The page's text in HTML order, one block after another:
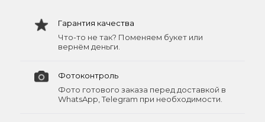
Гарантия качества
Что-то не так? Поменяем букет или
вернём деньги.
Фотоконтроль
Фото готового заказа перед доставкой в
WhatsApp, Telegram при необходимости.